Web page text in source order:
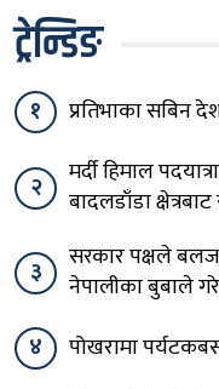
ट्रेन्डिङ
१ प्रतिभाका सबिन
२
मर्दी हिमाल
बादलडाँडा
३
सरकार पक्षले
नेपालीका बुबाले
४
पोखरामा